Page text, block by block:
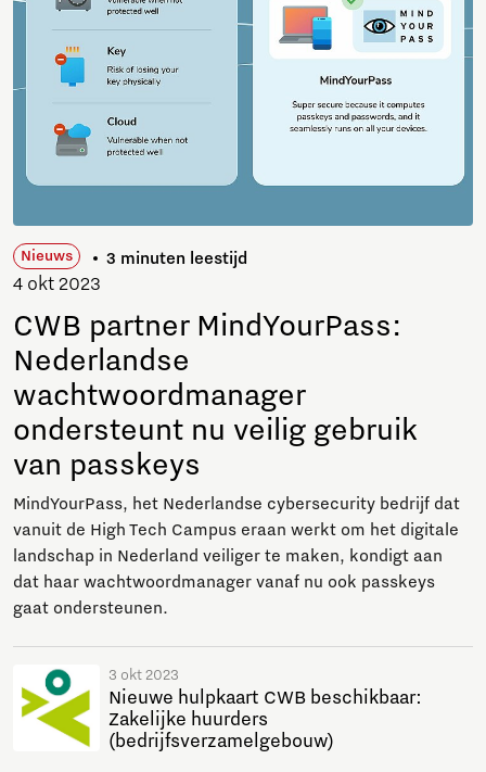
Nieuws 3 minuten leestijd
4 okt 2023
CWB partner MindYourPass:
Nederlandse
wachtwoordmanager
ondersteunt nu veilig gebruik
van passkeys
MindYourPass, het Nederlandse cybersecurity bedrijf dat
vanuit de High Tech Campus eraan werkt om het digitale
landschap in Nederland veiliger te maken, kondigt aan
dat haar wachtwoordmanager vanaf nu ook passkeys
gaat ondersteunen.
3 okt 2023
Nieuwe hulpkaart CWB beschikbaar:
Zakelijke huurders
(bedrijfsverzamelgebouw)